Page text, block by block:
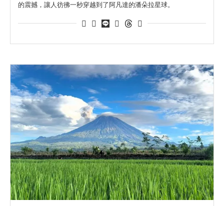
的震撼，讓人彷彿一秒穿越到了阿凡達的潘朵拉星球。